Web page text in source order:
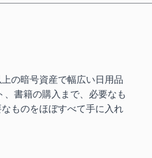
の暗号資産で幅広い日用品
書籍の購入まで、必要なも
ものをほぼすべて手に入れ